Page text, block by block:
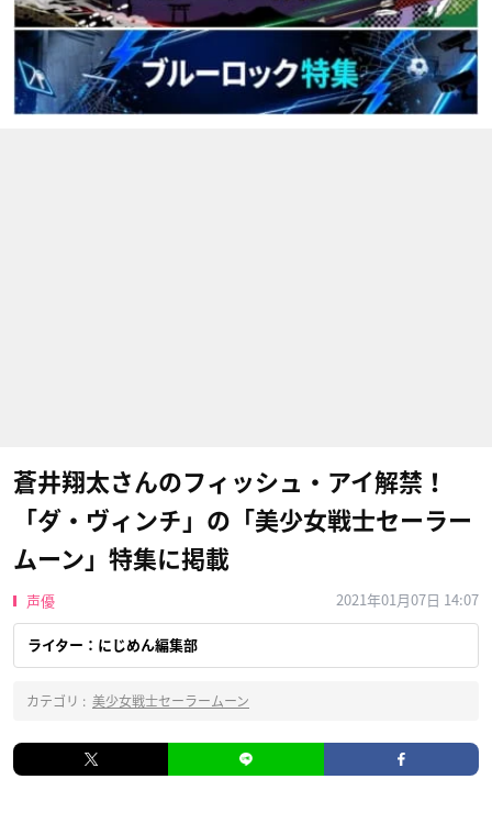
蒼井翔太さんのフィッシュ・アイ解禁！
「ダ・ヴィンチ」の「美少女戦士セーラー
ムーン」特集に掲載
声優 2021年01月07日 14:07
ライター：にじめん編集部
カテゴリ : 美少女戦士セーラームーン